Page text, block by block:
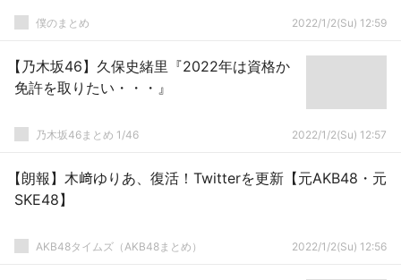
僕のまとめ 2022/1/2(Su) 12:59
【乃木坂46】久保史緒里『2022年は資格か
免許を取りたい・・・』
乃木坂46まとめ 1/46 2022/1/2(Su) 12:57
【朗報】木﨑ゆりあ、復活！Twitterを更新【元AKB48・元
SKE48】
AKB48タイムズ（AKB48まとめ） 2022/1/2(Su) 12:56